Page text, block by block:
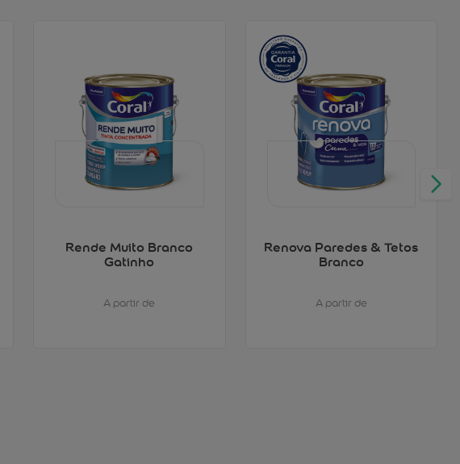
Rende Muito Branco
Gatinho
A partir de
Renova Paredes & Tetos
Branco
A partir de